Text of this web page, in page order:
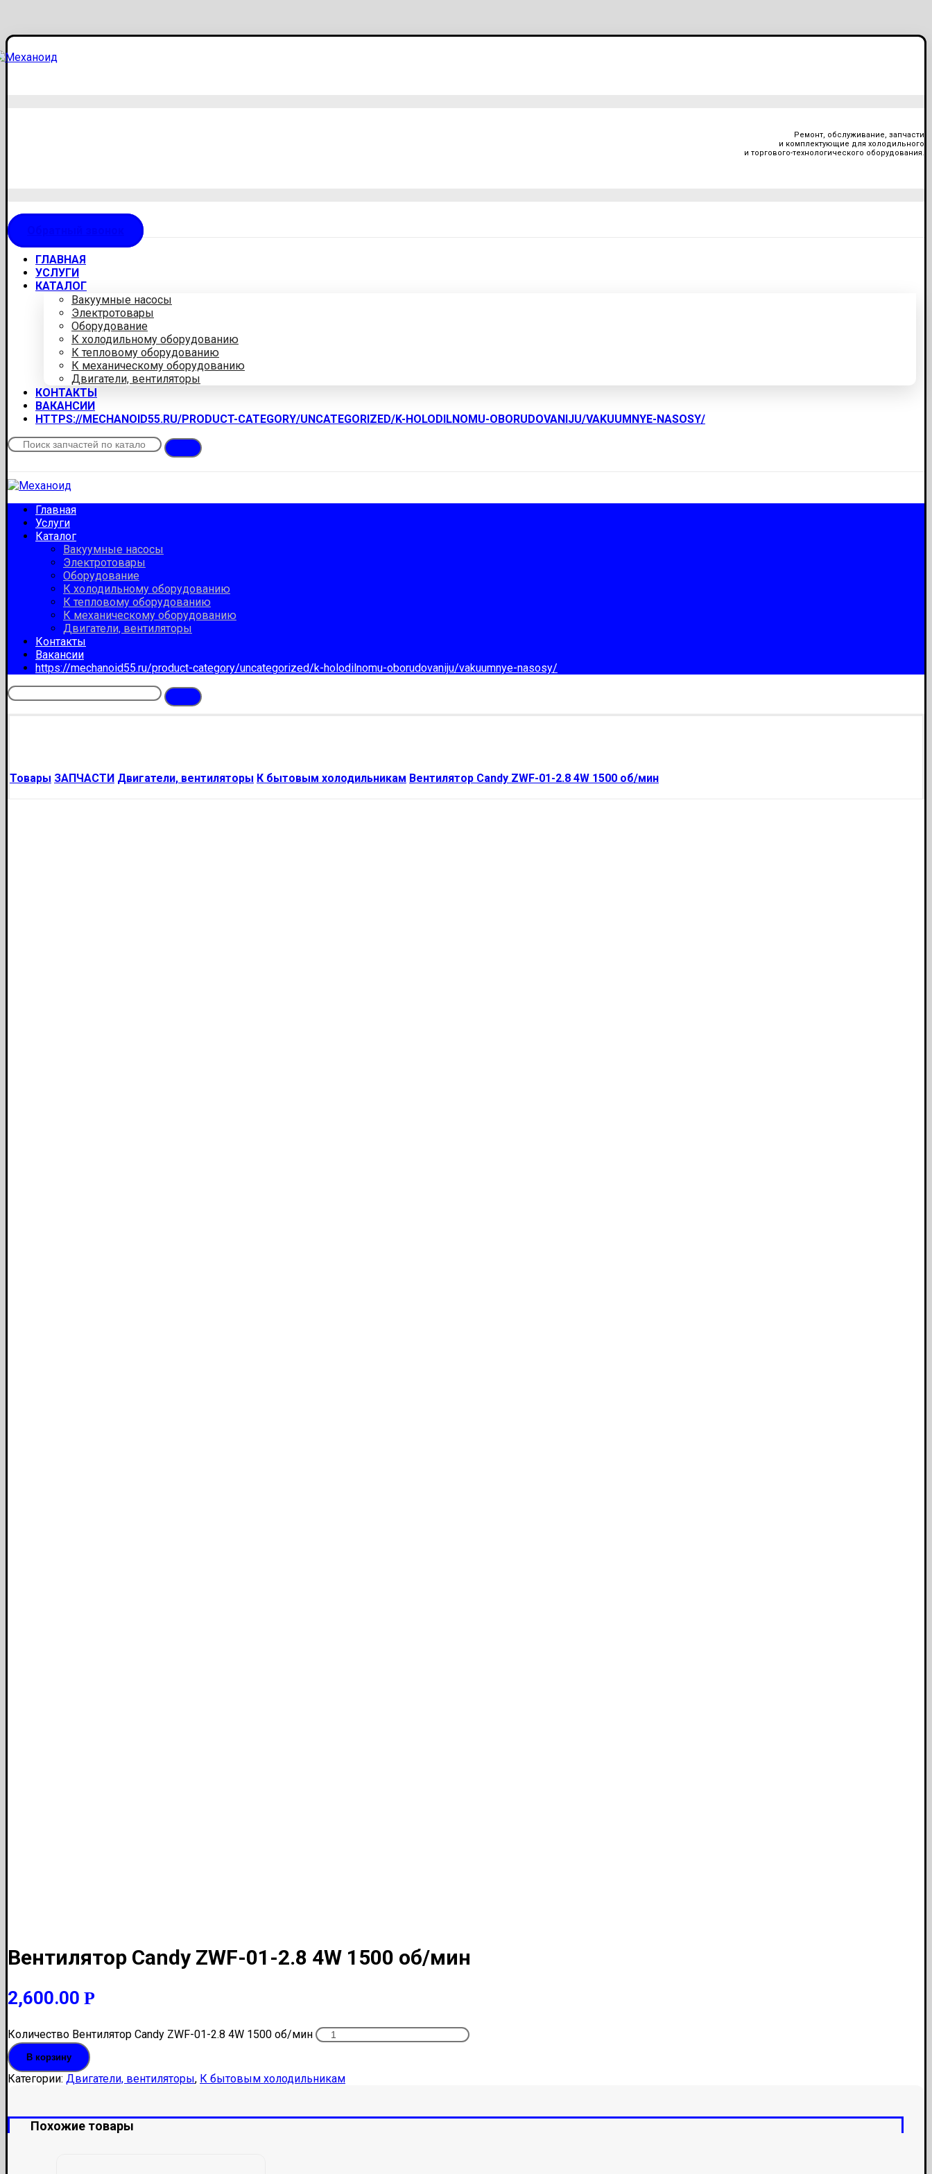
Ремонт, обслуживание, запчасти
и комплектующие для холодильного
и торгового-технологического оборудования.
ГЛАВНАЯ
УСЛУГИ
КАТАЛОГ
Вакуумные насосы
Электротовары
Оборудование
К холодильному оборудованию
К тепловому оборудованию
К механическому оборудованию
Двигатели, вентиляторы
КОНТАКТЫ
ВАКАНСИИ
HTTPS://MECHANOID55.RU/PRODUCT-CATEGORY/UNCATEGORIZED/K-HOLODILNOMU-OBORUDOVANIJU/VAKUUMNYE-NASOSY/
Главная
Услуги
Каталог
Вакуумные насосы
Электротовары
Оборудование
К холодильному оборудованию
К тепловому оборудованию
К механическому оборудованию
Двигатели, вентиляторы
Контакты
Вакансии
https://mechanoid55.ru/product-category/uncategorized/k-holodilnomu-oborudovaniju/vakuumnye-nasosy/
Товары ЗАПЧАСТИ Двигатели, вентиляторы К бытовым холодильникам Вентилятор Candy ZWF-01-2.8 4W 1500 об/мин
Вентилятор Candy ZWF-01-2.8 4W 1500 об/мин
2,600.00 Р
Количество Вентилятор Candy ZWF-01-2.8 4W 1500 об/мин
В корзину
Категории: Двигатели, вентиляторы, К бытовым холодильникам
Похожие товары